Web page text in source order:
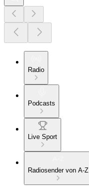
Radio
Podcasts
Live Sport
Radiosender von A-Z